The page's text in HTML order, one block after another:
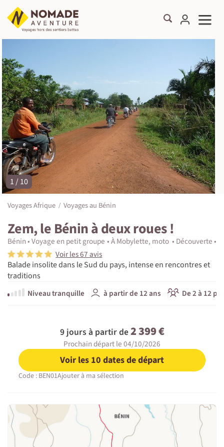
©
1 / 10
Voyages Afrique Voyages au Bénin
Zem, le Bénin à deux roues !
Bénin Voyage en petit groupe À Mobylette, moto Découverte
Voir les 67 avis
Balade insolite dans le Sud du pays, intense en rencontres et
traditions
Niveau tranquille
à partir de 12 ans De 2 à 12
9 jours à partir de2 399 €
Prochain départ le 04/10/2026
Voir les 10 dates de départ
Code : BEN01Ajouter à ma sélection